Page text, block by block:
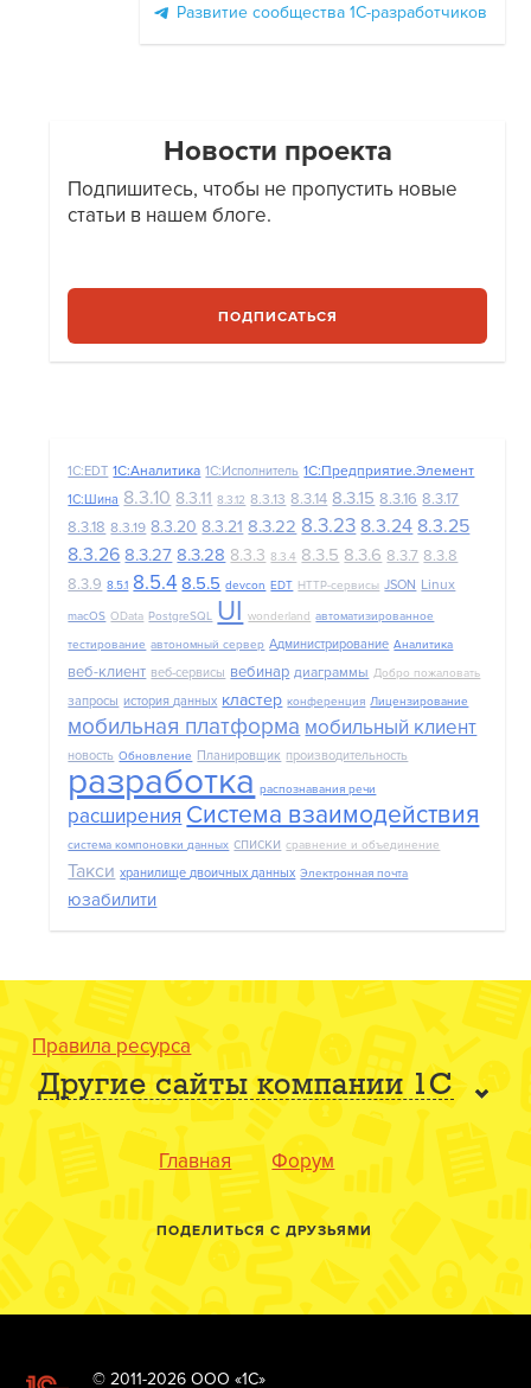
Развитие сообщества 1С-разработчиков
Новости проекта
Подпишитесь, чтобы не пропустить новые
статьи в нашем блоге.
ПОДПИСАТЬСЯ
1C:EDT 1С:Аналитика 1С:Исполнитель 1С:Предприятие.Элемент
1С:Шина 8.3.10 8.3.11 8.3.12 8.3.13 8.3.14 8.3.15 8.3.16 8.3.17
8.3.18 8.3.19 8.3.20 8.3.21 8.3.22 8.3.23 8.3.24 8.3.25
8.3.26 8.3.27 8.3.28 8.3.3 8.3.4 8.3.5 8.3.6 8.3.7 8.3.8
8.3.9 8.5.1 8.5.4 8.5.5 devcon EDT HTTP-сервисы JSON Linux
macOS OData PostgreSQL UI wonderland автоматизированное
тестирование автономный сервер Администрирование Аналитика
веб-клиент веб-сервисы вебинар диаграммы Добро пожаловать
запросы история данных кластер конференция Лицензирование
мобильная платформа мобильный клиент
новость Обновление Планировщик производительность
разработка распознавания речи
расширения Система взаимодействия
система компоновки данных списки сравнение и объединение
Такси хранилище двоичных данных Электронная почта
юзабилити
Правила ресурса
Другие сайты компании 1С
Главная Форум
ПОДЕЛИТЬСЯ С ДРУЗЬЯМИ
© 2011-2026 ООО «1С»